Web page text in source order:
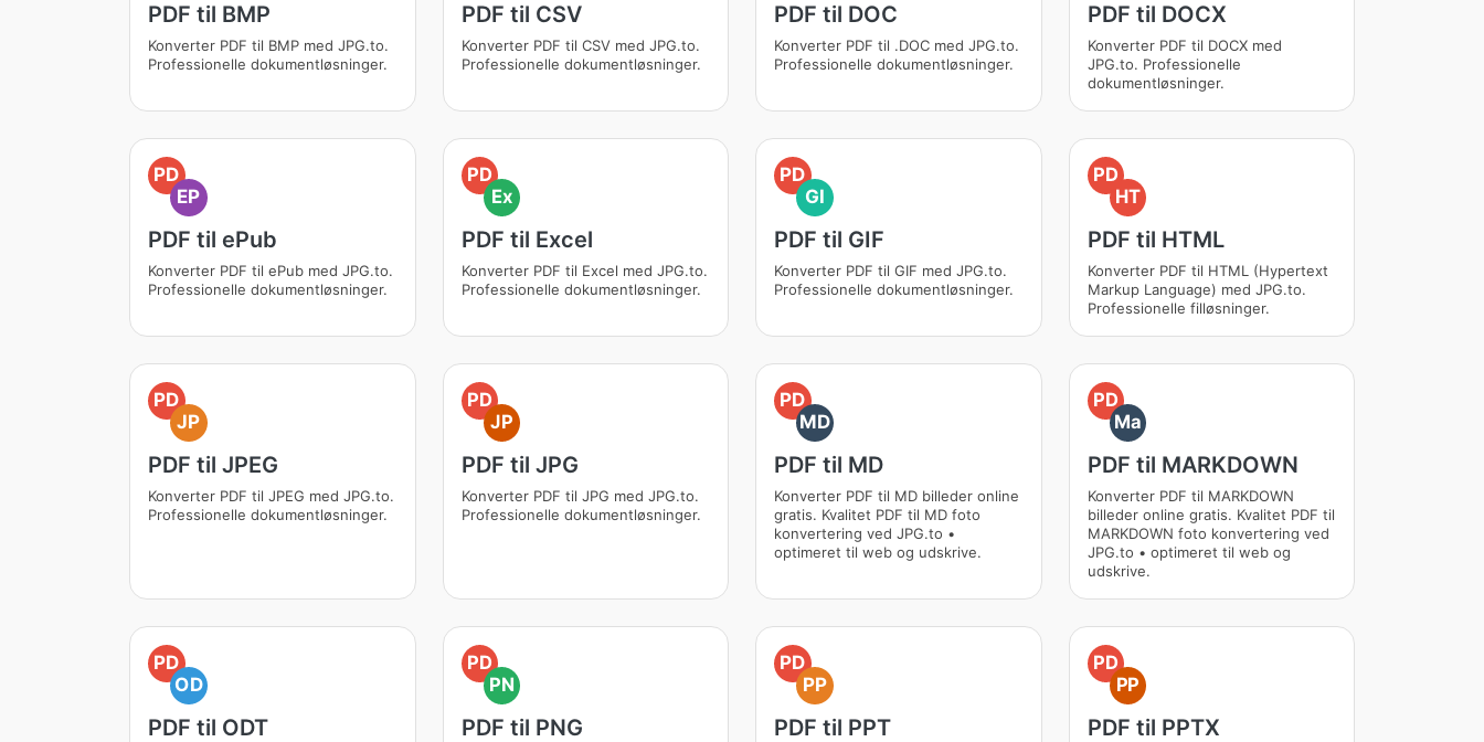
PDF til BMP
Konverter PDF til BMP med JPG.to.
Professionelle dokumentløsninger.
PDF til CSV
Konverter PDF til CSV med JPG.to.
Professionelle dokumentløsninger.
PDF til DOC
Konverter PDF til .DOC med JPG.to.
Professionelle dokumentløsninger.
PDF til DOCX
Konverter PDF til DOCX med
JPG.to. Professionelle
dokumentløsninger.
PD
EP
PDF til ePub
Konverter PDF til ePub med JPG.to.
Professionelle dokumentløsninger.
PD
Ex
PDF til Excel
Konverter PDF til Excel med JPG.to.
Professionelle dokumentløsninger.
PD
GI
PDF til GIF
Konverter PDF til GIF med JPG.to.
Professionelle dokumentløsninger.
PD
HT
PDF til HTML
Konverter PDF til HTML (Hypertext
Markup Language) med JPG.to.
Professionelle filløsninger.
PD
JP
PDF til JPEG
Konverter PDF til JPEG med JPG.to.
Professionelle dokumentløsninger.
PD
JP
PDF til JPG
Konverter PDF til JPG med JPG.to.
Professionelle dokumentløsninger.
PD
MD
PDF til MD
Konverter PDF til MD billeder online
gratis. Kvalitet PDF til MD foto
konvertering ved JPG.to •
optimeret til web og udskrive.
PD
Ma
PDF til MARKDOWN
Konverter PDF til MARKDOWN
billeder online gratis. Kvalitet PDF til
MARKDOWN foto konvertering ved
JPG.to • optimeret til web og
udskrive.
PD
OD
PDF til ODT
PD
PN
PDF til PNG
PD
PP
PDF til PPT
PD
PP
PDF til PPTX